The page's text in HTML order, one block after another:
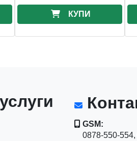
КУПИ
GSM:
0878-550-554,